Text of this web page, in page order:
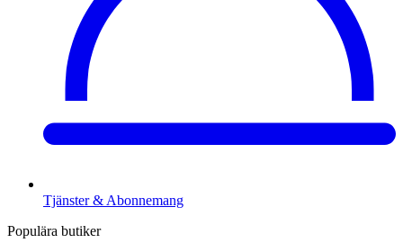
Tjänster & Abonnemang
Populära butiker